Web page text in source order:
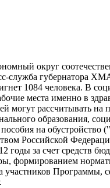
округ
служба губернатора
1084 человека. В
места именно в
могут рассчитывать на
образования,
на обустройство
Российской
за счет средств
формированием
участников Программы,